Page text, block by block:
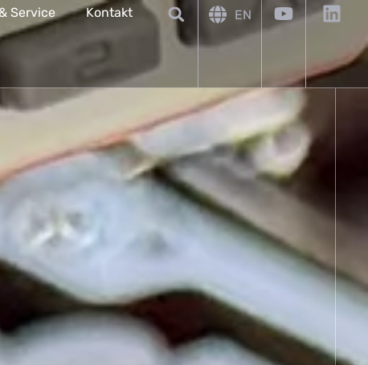
Service
Kontakt
EN